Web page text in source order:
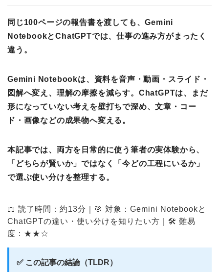
同じ100ページの報告書を渡しても、Gemini
NotebookとChatGPTでは、仕事の進み方がまったく
違う。
Gemini Notebookは、資料を音声・動画・スライド・
図解へ変え、理解の摩擦を減らす。ChatGPTは、まだ
形になっていない考えを壁打ちで深め、文章・コー
ド・画像などの成果物へ変える。
本記事では、両方を日常的に使う筆者の実体験から、
「どちらが賢いか」ではなく「今どの工程にいるか」
で選ぶ使い分けを整理する。
📖 読了時間：約13分｜🎯 対象：Gemini Notebookと
ChatGPTの違い・使い分けを知りたい方｜🛠 難易
度：★★☆
✅ この記事の結論（TLDR）